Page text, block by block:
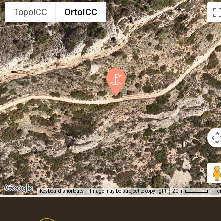
TopoICC OrtoICC
Keyboard shortcuts Image may be subject to copyright 20 m